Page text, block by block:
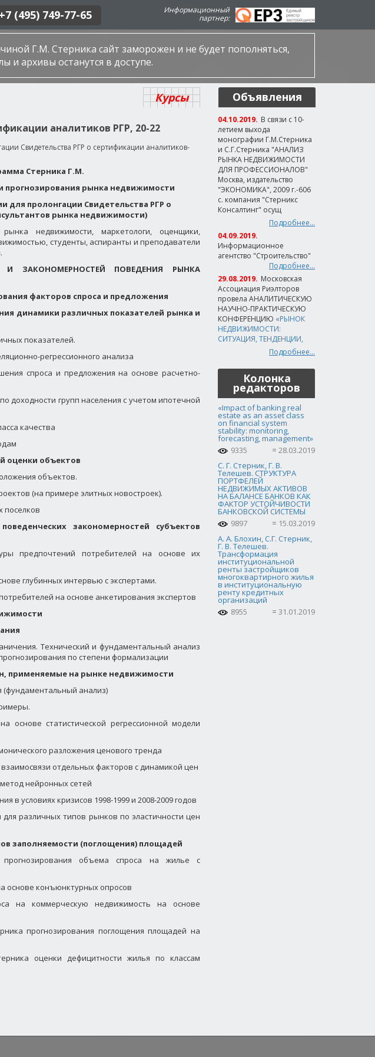
+7 (495) 749-77-65
Информационный
партнер:
Г.М. Стерника сайт заморожен и не будет пополняться,
и архивы останутся в доступе.
Курсы
аналитиков РГР, 20-22
Свидетельства РГР о сертификации аналитиков-
Стерника Г.М.
прогнозирования рынка недвижимости
для пролонгации Свидетельства РГР о
рынка недвижимости)
недвижимости, маркетологи, оценщики,
студенты, аспиранты и преподаватели
ЗАКОНОМЕРНОСТЕЙ ПОВЕДЕНИЯ РЫНКА
факторов спроса и предложения
динамики различных показателей рынка и
показателей.
регрессионного анализа
спроса и предложения на основе расчетно-
доходности групп населения с учетом ипотечной
качества
оценки объектов
объектов.
(на примере элитных новостроек).
поселков
закономерностей субъектов
предпочтений потребителей на основе их
глубинных интервью с экспертами.
на основе анкетирования экспертов
Технический и фундаментальный анализ
по степени формализации
применяемые на рынке недвижимости
(фундаментальный анализ)
основе статистической регрессионной модели
разложения ценового тренда
отдельных факторов с динамикой цен
нейронных сетей
в условиях кризисов 1998-1999 и 2008-2009 годов
различных типов рынков по эластичности цен
заполняемости (поглощения) площадей
объема спроса на жилье с
основе конъюнктурных опросов
на коммерческую недвижимость на основе
прогнозирования поглощения площадей на
оценки дефицитности жилья по классам
Объявления
04.10.2019. В связи с 10-
летием выхода
монографии Г.М.Стерника
и С.Г.Стерника "АНАЛИЗ
РЫНКА НЕДВИЖИМОСТИ
ДЛЯ ПРОФЕССИОНАЛОВ"
Москва, издательство
"ЭКОНОМИКА", 2009 г.-606
с. компания "Стерникс
Консалтинг" осущ
Подробнее...
04.09.2019.
Информационное
агентство "Строительство"
Подробнее...
29.08.2019. Московская
Ассоциация Риэлторов
провела АНАЛИТИЧЕСКУЮ
НАУЧНО-ПРАКТИЧЕСКУЮ
КОНФЕРЕНЦИЮ «РЫНОК
НЕДВИЖИМОСТИ:
СИТУАЦИЯ, ТЕНДЕНЦИИ,
Подробнее...
Колонка
редакторов
«Impact of banking real
estate as an asset class
on financial system
stability: monitoring,
forecasting, management»
9335
28.03.2019
С. Г. Стерник, Г. В.
Телешев. СТРУКТУРА
ПОРТФЕЛЕЙ
НЕДВИЖИМЫХ АКТИВОВ
НА БАЛАНСЕ БАНКОВ КАК
ФАКТОР УСТОЙЧИВОСТИ
БАНКОВСКОЙ СИСТЕМЫ
9897
15.03.2019
А. А. Блохин, С.Г. Стерник,
Г. В. Телешев.
Трансформация
институциональной
ренты застройщиков
многоквартирного жилья
в институциональную
ренту кредитных
организаций
8955
31.01.2019